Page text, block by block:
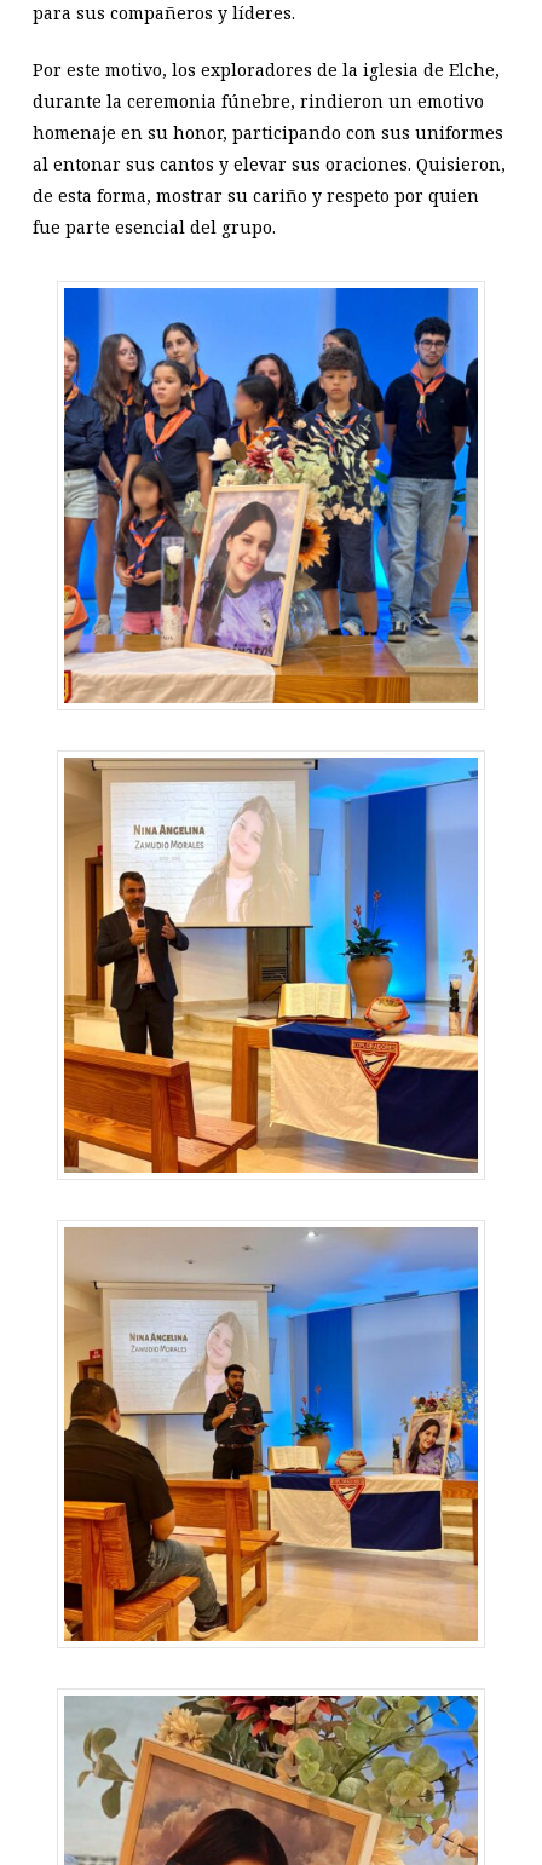
para sus compañeros y líderes.
Por este motivo, los exploradores de la iglesia de Elche,
durante la ceremonia fúnebre, rindieron un emotivo
homenaje en su honor, participando con sus uniformes
al entonar sus cantos y elevar sus oraciones. Quisieron,
de esta forma, mostrar su cariño y respeto por quien
fue parte esencial del grupo.